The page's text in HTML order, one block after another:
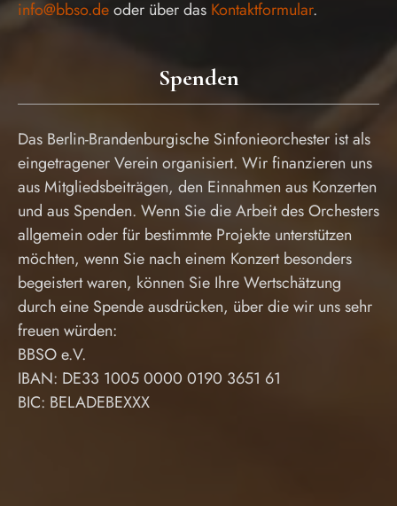
info@bbso.deoder über das Kontaktformular.
Spenden
Das Berlin-Brandenburgische Sinfonieorchester ist als
eingetragener Verein organisiert. Wir finanzieren uns
aus Mitgliedsbeiträgen, den Einnahmen aus Konzerten
und aus Spenden. Wenn Sie die Arbeit des Orchesters
allgemein oder für bestimmte Projekte unterstützen
möchten, wenn Sie nach einem Konzert besonders
begeistert waren, können Sie Ihre Wertschätzung
durch eine Spende ausdrücken, über die wir uns sehr
freuen würden:
BBSO e.V.
IBAN: DE33 1005 0000 0190 3651 61
BIC: BELADEBEXXX